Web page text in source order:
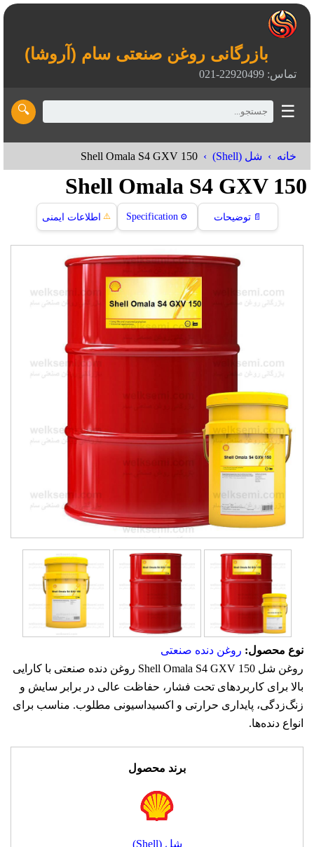
بازرگانی روغن صنعتی سام (آروشا)
تماس: 22920499-021
☰
🔍
خانه شل (Shell) Shell Omala S4 GXV 150
Shell Omala S4 GXV 150
📄 توضیحات ⚙️
Specification
⚠️ اطلاعات ایمنی
نوع محصول: روغن دنده صنعتی
روغن شل Shell Omala S4 GXV 150 روغن دنده صنعتی با کارایی
بالا برای کاربردهای تحت فشار، حفاظت عالی در برابر سایش و
زنگ‌زدگی، پایداری حرارتی و اکسیداسیونی مطلوب. مناسب برای
انواع دنده‌ها.
برند محصول
شل (Shell)